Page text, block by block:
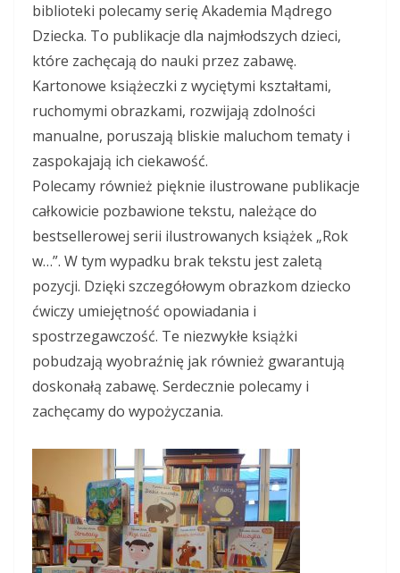
biblioteki polecamy serię Akademia Mądrego
Dziecka. To publikacje dla najmłodszych dzieci,
które zachęcają do nauki przez zabawę.
Kartonowe książeczki z wyciętymi kształtami,
ruchomymi obrazkami, rozwijają zdolności
manualne, poruszają bliskie maluchom tematy i
zaspokajają ich ciekawość.
Polecamy również pięknie ilustrowane publikacje
całkowicie pozbawione tekstu, należące do
bestsellerowej serii ilustrowanych książek „Rok
w…”. W tym wypadku brak tekstu jest zaletą
pozycji. Dzięki szczegółowym obrazkom dziecko
ćwiczy umiejętność opowiadania i
spostrzegawczość. Te niezwykłe książki
pobudzają wyobraźnię jak również gwarantują
doskonałą zabawę. Serdecznie polecamy i
zachęcamy do wypożyczania.